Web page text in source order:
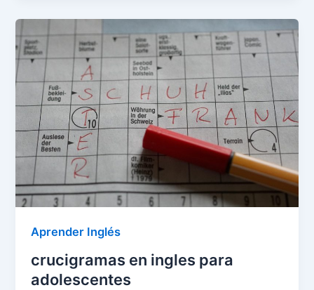
Aprender Inglés
crucigramas en ingles para
adolescentes